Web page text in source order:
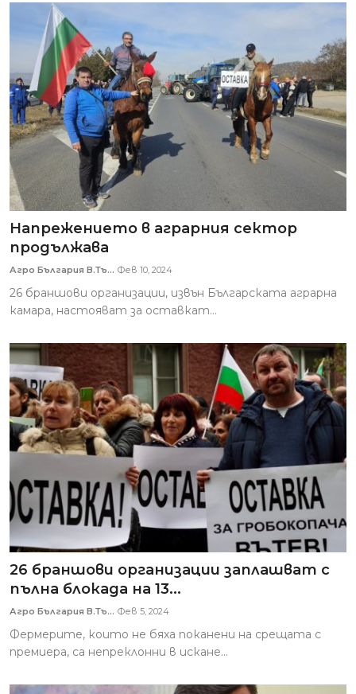
Напрежението в аграрния сектор
продължава
Агро България В.Тъ... Фев 10, 2024
26 браншови организации, извън Българската аграрна
камара, настояват за оставкат...
26 браншови организации заплашват с
пълна блокада на 13...
Агро България В.Тъ... Фев 5, 2024
Фермерите, които не бяха поканени на срещата с
премиера, са непреклонни в искане...